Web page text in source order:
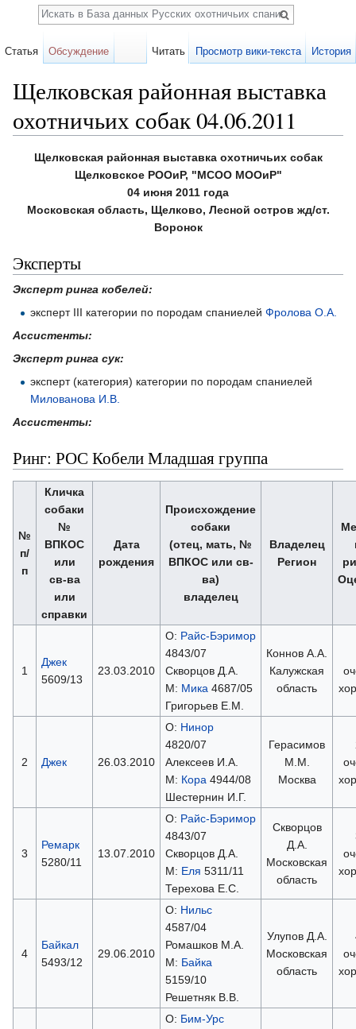
Щелковская районная выставка
охотничьих собак 04.06.2011
Щелковская районная выставка охотничьих собак
Щелковское РООиР, "МСОО МООиР"
04 июня 2011 года
Московская область, Щелково, Лесной остров жд/ст.
Воронок
Эксперты
Эксперт ринга кобелей:
эксперт III категории по породам спаниелейФролова О.А.
Ассистенты:
Эксперт ринга сук:
эксперт (категория) категории по породам спаниелей
Милованова И.В.
Ассистенты:
Ринг: РОС Кобели Младшая группа
№
п/
п
Кличка
собаки
№
ВПКОС
или
св-ва
или
справки
Дата
рождения
Происхождение
собаки
(отец, мать, №
ВПКОС или св-
ва)
владелец
Владелец
Регион
1
Джек
5609/13
23.03.2010
О: Райс-Бэримор
4843/07
Скворцов Д.А.
М: Мика4687/05
Григорьев Е.М.
Коннов А.А.
Калужская
область
2 Джек 26.03.2010
О: Нинор
4820/07
Алексеев И.А.
М: Кора4944/08
Шестернин И.Г.
Герасимов
М.М.
Москва
3
Ремарк
5280/11
13.07.2010
О: Райс-Бэримор
4843/07
Скворцов Д.А.
М: Еля 5311/11
Терехова Е.С.
Скворцов
Д.А.
Московская
область
4
Байкал
5493/12
29.06.2010
О: Нильс
4587/04
Ромашков М.А.
М: Байка
5159/10
Решетняк В.В.
Улупов Д.А.
Московская
область
О: Бим-Урс
Статья Обсуждение Читать Просмотр вики-текста История
Поиск